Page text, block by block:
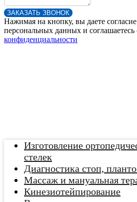
ЗАКАЗАТЬ ЗВОНОК
Нажимая на кнопку, вы даете
персональных данных и соглашаетесь
конфиденциальности
Изготовление
стелек
Диагностика стоп,
Массаж и мануальная
Кинезиотейпирование